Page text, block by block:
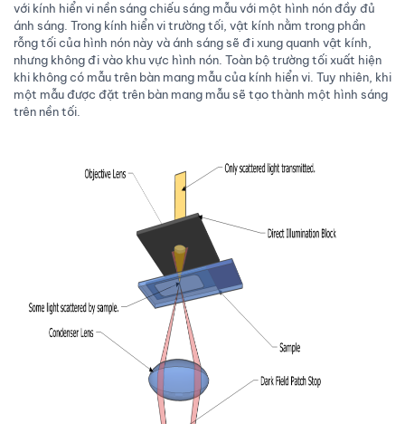
với kính hiển vi nền sáng chiếu sáng mẫu với một hình nón đầy đủ
ánh sáng. Trong kính hiển vi trường tối, vật kính nằm trong phần
rỗng tối của hình nón này và ánh sáng sẽ đi xung quanh vật kính,
nhưng không đi vào khu vực hình nón. Toàn bộ trường tối xuất hiện
khi không có mẫu trên bàn mang mẫu của kính hiển vi. Tuy nhiên, khi
một mẫu được đặt trên bàn mang mẫu sẽ tạo thành một hình sáng
trên nền tối.